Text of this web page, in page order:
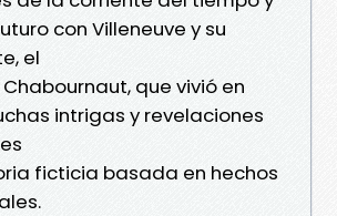
con Villeneuve y su
el
que vivió en
intrigas y revelaciones
ficticia basada en hechos